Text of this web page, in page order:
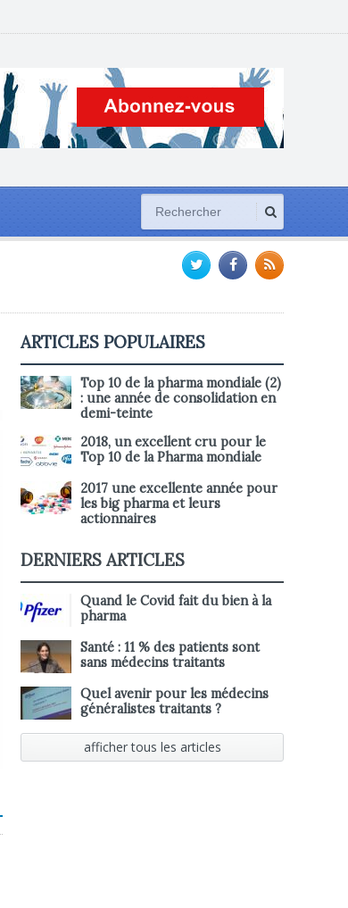
ARTICLES POPULAIRES
Top 10 de la pharma mondiale (2)
: une année de consolidation en
demi-teinte
2018, un excellent cru pour le
Top 10 de la Pharma mondiale
2017 une excellente année pour
les big pharma et leurs
actionnaires
DERNIERS ARTICLES
Quand le Covid fait du bien à la
pharma
Santé : 11 % des patients sont
sans médecins traitants
Quel avenir pour les médecins
généralistes traitants ?
afficher tous les articles